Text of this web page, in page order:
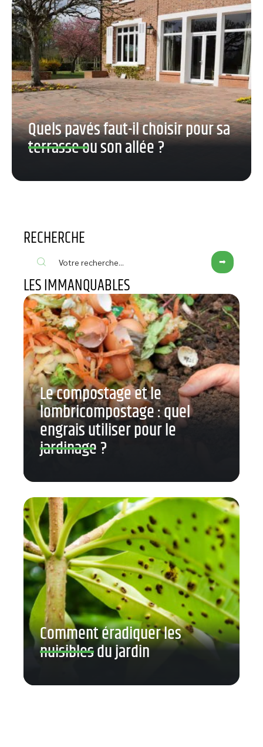
Quels pavés faut-il choisir pour sa
terrasse ou son allée ?
RECHERCHE
LES IMMANQUABLES
Le compostage et le
lombricompostage : quel
engrais utiliser pour le
jardinage ?
Comment éradiquer les
nuisibles du jardin